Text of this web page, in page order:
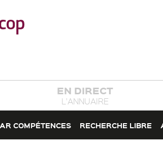
EN DIRECT
L'ANNUAIRE
COMPÉTENCES RECHERCHE LIBRE